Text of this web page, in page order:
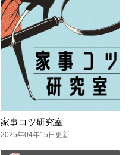
家事コツ研究室
2025年04年15日更新